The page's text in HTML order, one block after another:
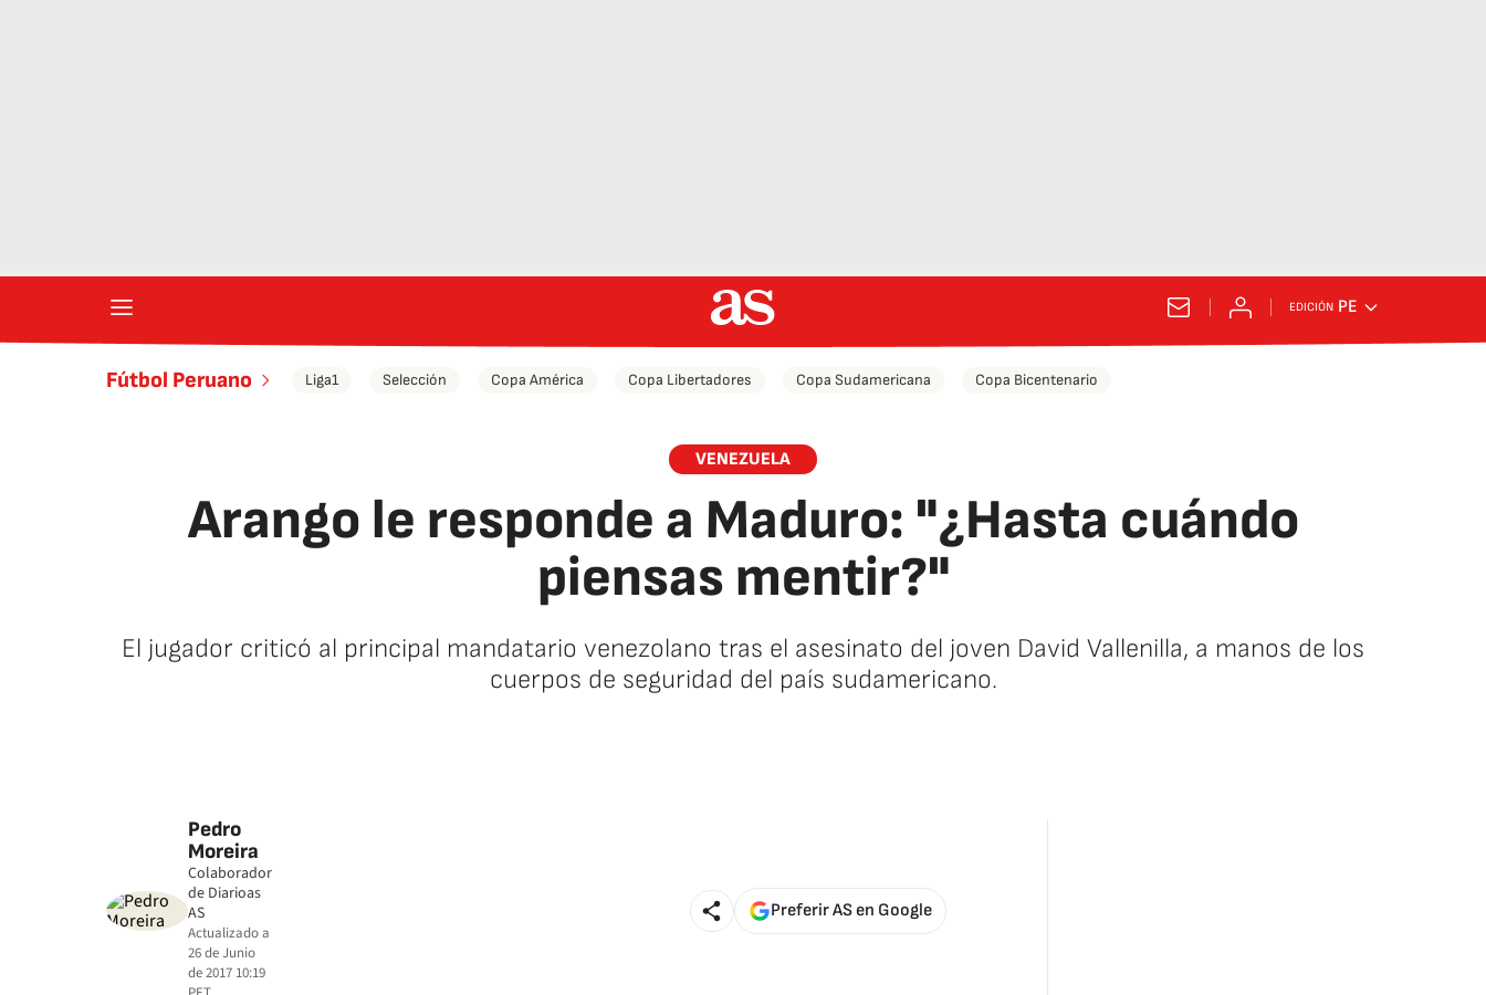
EDICIÓN PE
Fútbol Peruano Liga1 Selección Copa América Copa Libertadores Copa Sudamericana Copa Bicentenario
VENEZUELA
Arango le responde a Maduro: "¿Hasta cuándo
piensas mentir?"
El jugador criticó al principal mandatario venezolano tras el asesinato del joven David Vallenilla, a manos de los
cuerpos de seguridad del país sudamericano.
Pedro
Moreira
Colaborador
de Diarioas
AS
Actualizado a
26 de Junio
de 2017 10:19
Preferir AS en Google